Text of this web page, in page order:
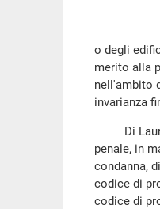
o degli
merito alla
nell'ambito
invarianza
Di Lauro
penale, in
condanna,
codice di
codice di